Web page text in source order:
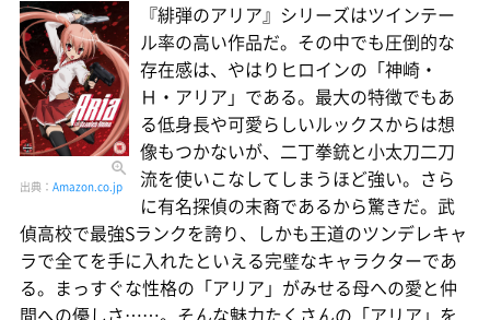
出典： Amazon.co.jp
『緋弾のアリア』シリーズはツインテー
ル率の高い作品だ。その中でも圧倒的な
存在感は、やはりヒロインの「神崎・
Ｈ・アリア」である。最大の特徴でもあ
る低身長や可愛らしいルックスからは想
像もつかないが、二丁拳銃と小太刀二刀
流を使いこなしてしまうほど強い。さら
に有名探偵の末裔であるから驚きだ。武
偵高校で最強Sランクを誇り、しかも王道のツンデレキャ
ラで全てを手に入れたといえる完璧なキャラクターであ
る。まっすぐな性格の「アリア」がみせる母への愛と仲